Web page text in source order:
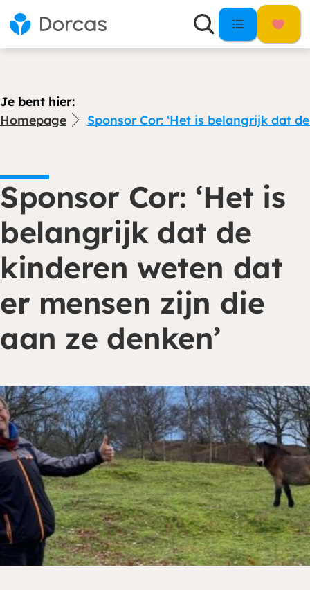
Je bent hier:
Homepage
Sponsor Cor: ‘Het is belangrijk dat
Sponsor Cor: ‘Het is
belangrijk dat de
kinderen weten dat
er mensen zijn die
aan ze denken’
Je kunt eenmalig of periodiek doneren via
onze website. Ga naar de donatiepagina en
kies het thema of land waar je aan wilt
bijdragen. Periodiek schenken biedt ook
belastingvoordeel.
Doneren